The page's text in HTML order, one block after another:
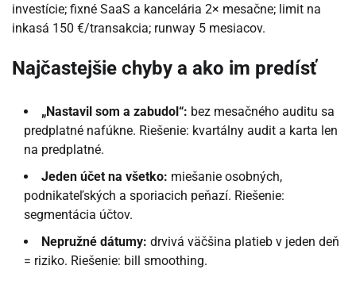
investície; fixné SaaS a kancelária 2× mesačne; limit na
inkasá 150 €/transakcia; runway 5 mesiacov.
Najčastejšie chyby a ako im predísť
„Nastavil som a zabudol“: bez mesačného auditu sa
predplatné nafúkne. Riešenie: kvartálny audit a karta len
na predplatné.
Jeden účet na všetko: miešanie osobných,
podnikateľských a sporiacich peňazí. Riešenie:
segmentácia účtov.
Nepružné dátumy: drvivá väčšina platieb v jeden deň
= riziko. Riešenie: bill smoothing.